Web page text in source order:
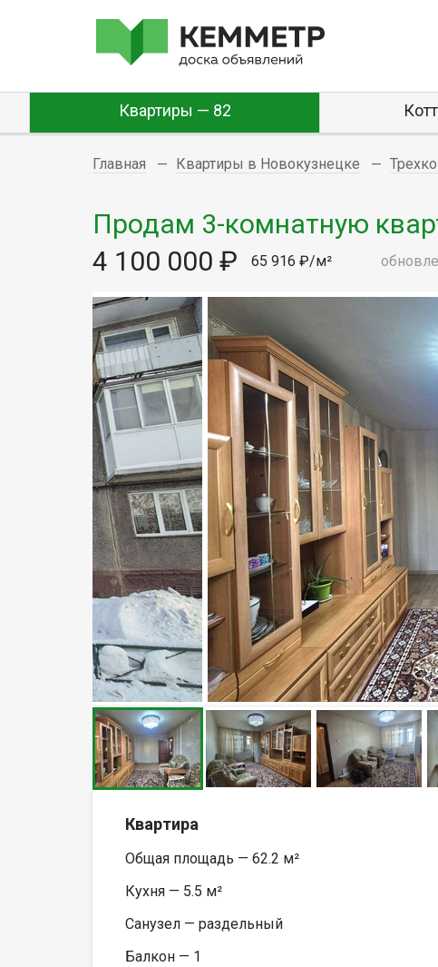
Квартиры — 82
Главная Квартиры в Новокузнецке
Продам 3-комнатную
4 100 000 ₽
65 916 ₽/м²
Квартира
Общая площадь — 62.2 м²
Кухня — 5.5 м²
Санузел — раздельный
Балкон — 1